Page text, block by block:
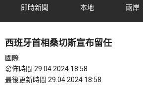
即時新聞 本地 兩岸
西班牙首相桑切斯宣布留任
國際
發佈時間 29.04.2024 18:58
最後更新時間 29.04.2024 18:58